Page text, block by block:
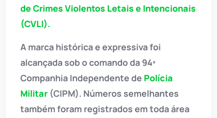
de Crimes Violentos Letais e Intencionais
(CVLI).
A marca histórica e expressiva foi
alcançada sob o comando da 94ª
Companhia Independente de Polícia
Militar (CIPM). Números semelhantes
também foram registrados em toda área